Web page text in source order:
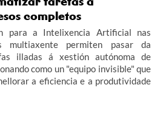
completos
para a Intelixencia Artificial nas
multiaxente permiten pasar da
illadas á xestión autónoma de
como un "equipo invisible" que
a eficiencia e a produtividade